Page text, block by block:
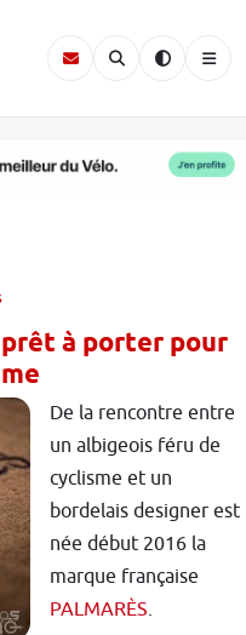
à porter pour
De la rencontre entre
un albigeois féru de
cyclisme et un
bordelais designer est
née début 2016 la
marque française
PALMARÈS.